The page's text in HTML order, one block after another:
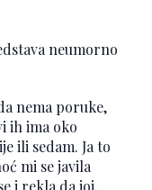
neumorno
nema poruke,
ih ima oko
ili sedam. Ja to
mi se javila
i rekla da joj,